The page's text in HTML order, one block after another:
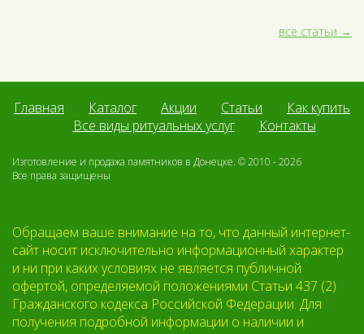
все статьи
Главная Каталог Акции Статьи
Как купить
Все виды ритуальных услуг
Контакты
Изготовление и продажа памятников в Донецке. © 2010 - 2026
Все права защищены
Обращаем ваше внимание на то, что данный интернет-
сайт носит исключительно информационный характер
и ни при каких условиях не является публичной
офертой, определяемой положениями Статьи 437 (2)
Гражданского кодекса Российской Федерации. Для
получения подробной информации о наличии и